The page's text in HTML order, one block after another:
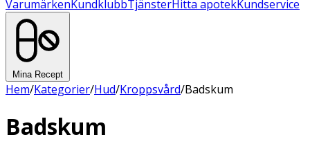
VarumärkenKundklubbTjänsterHitta apotekKundservice
Mina Recept
Hem/Kategorier/Hud/Kroppsvård/Badskum
Badskum